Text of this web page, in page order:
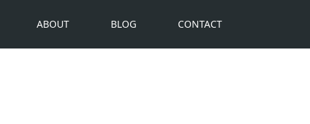
ABOUT BLOG CONTACT